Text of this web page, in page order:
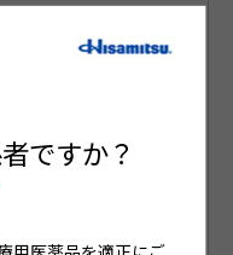
でない方
ご案内
ですか？